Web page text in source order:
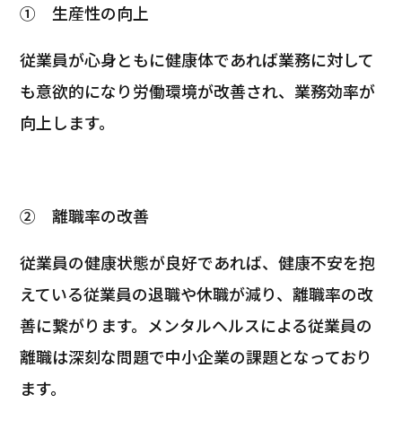
①生産性の向上
従業員が心身ともに健康体であれば業務に対して
も意欲的になり労働環境が改善され、業務効率が
向上します。
②離職率の改善
従業員の健康状態が良好であれば、健康不安を抱
えている従業員の退職や休職が減り、離職率の改
善に繋がります。メンタルヘルスによる従業員の
離職は深刻な問題で中小企業の課題となっており
ます。